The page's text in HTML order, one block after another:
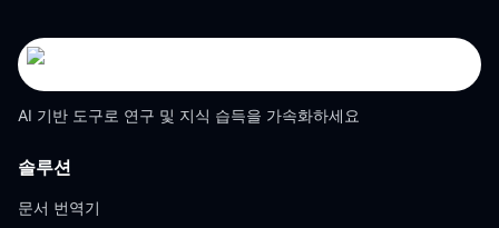
AI 기반 도구로 연구 및 지식 습득을 가속화하세요
솔루션
문서 번역기